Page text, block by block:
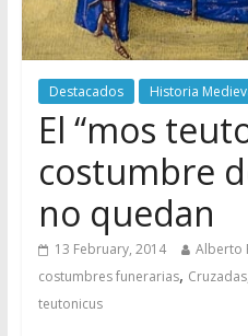
Destacados Historia
El “mos
costumbre
no quedan
13 February, 2014 Alberto
costumbres funerarias, Cruzadas
teutonicus